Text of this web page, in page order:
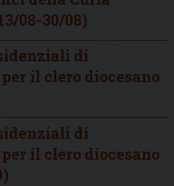
08-30/08)
di
il clero diocesano
di
il clero diocesano